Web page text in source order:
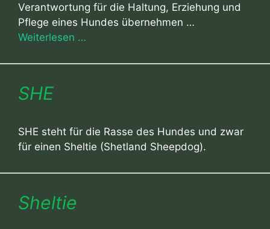
Verantwortung für die Haltung, Erziehung und
Pflege eines Hundes übernehmen …
Weiterlesen …
SHE
SHE steht für die Rasse des Hundes und zwar
für einen Sheltie (Shetland Sheepdog).
Sheltie